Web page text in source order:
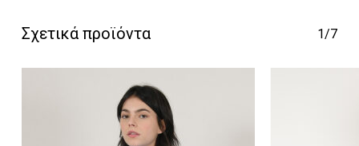
Σχετικά προϊόντα 1/7